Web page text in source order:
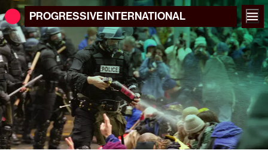
PROGRESSIVEINTERNATIONAL